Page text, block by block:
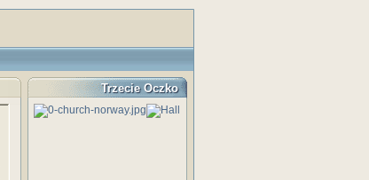
Trzecie Oczko